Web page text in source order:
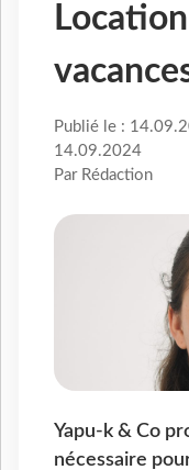
Publié le :
14.09.2024
Par Rédaction
Yapu-k & Co
nécessaire